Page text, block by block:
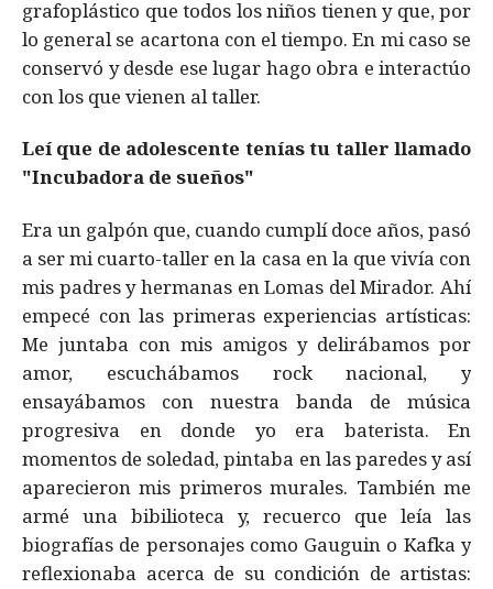
grafoplástico que todos los niños tienen y que, por
lo general se acartona con el tiempo. En mi caso se
conservó y desde ese lugar hago obra e interactúo
con los que vienen al taller.
Leí que de adolescente tenías tu taller llamado
"Incubadora de sueños"
Era un galpón que, cuando cumplí doce años, pasó
a ser mi cuarto-taller en la casa en la que vivía con
mis padres y hermanas en Lomas del Mirador. Ahí
empecé con las primeras experiencias artísticas:
Me juntaba con mis amigos y delirábamos por
amor, escuchábamos rock nacional, y
ensayábamos con nuestra banda de música
progresiva en donde yo era baterista. En
momentos de soledad, pintaba en las paredes y así
aparecieron mis primeros murales. También me
armé una bibilioteca y, recuerco que leía las
biografías de personajes como Gauguin o Kafka y
reflexionaba acerca de su condición de artistas: